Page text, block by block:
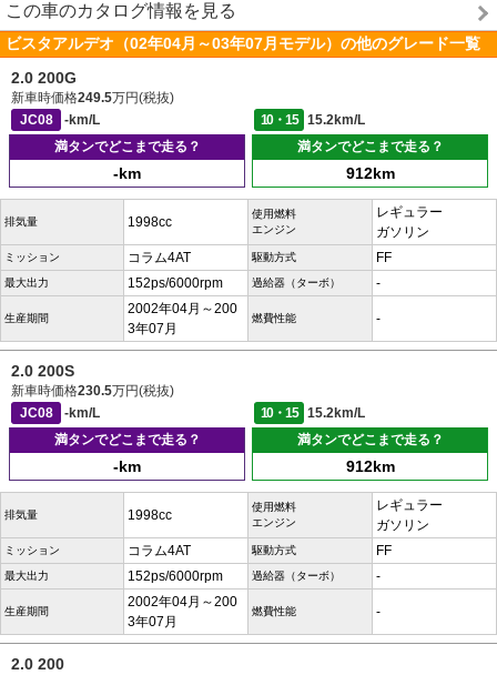
この車のカタログ情報を見る
ビスタアルデオ（02年04月～03年07月モデル）の他のグレード一覧
2.0 200G
新車時価格249.5万円(税抜)
JC08
-km/L 10・15
15.2km/L
満タンでどこまで走る？
-km
満タンでどこまで走る？
912km
排気量 1998cc
使用燃料
エンジン
レギュラー
ガソリン
ミッション コラム4AT 駆動方式 FF
最大出力 152ps/6000rpm 過給器（ターボ） -
生産期間
2002年04月～200
3年07月
燃費性能 -
2.0 200S
新車時価格230.5万円(税抜)
JC08
-km/L 10・15
15.2km/L
満タンでどこまで走る？
-km
満タンでどこまで走る？
912km
排気量 1998cc
使用燃料
エンジン
レギュラー
ガソリン
ミッション コラム4AT 駆動方式 FF
最大出力 152ps/6000rpm 過給器（ターボ） -
生産期間
2002年04月～200
3年07月
燃費性能 -
2.0 200